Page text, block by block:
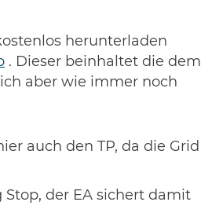
herunterladen
. Dieser beinhaltet die dem
aber wie immer noch
auch den TP, da die Grid
Stop, der EA sichert damit